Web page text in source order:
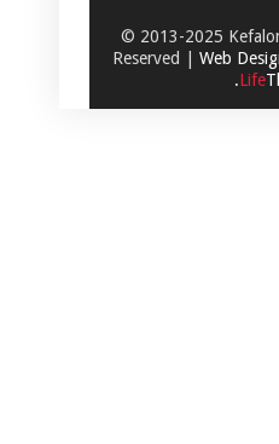
© 2013-2025
Reserved | Web
.Life